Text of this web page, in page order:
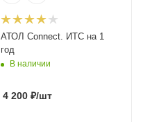
АТОЛ Connect. ИТС на 1
год
В наличии
4 200₽/шт